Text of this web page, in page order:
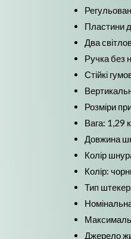
Пластини
Два
Ручка без
Стійкі
Розміри
Вага: 1,29
Довжина
Колір
Колір:
Тип
Джерело